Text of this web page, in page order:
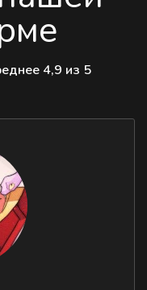
4,9 из 5